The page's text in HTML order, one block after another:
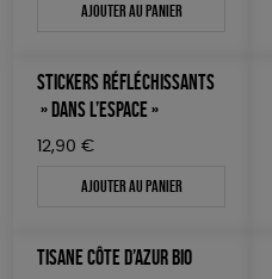
Ajouter au panier
STICKERS RÉFLÉCHISSANTS
» DANS L’ESPACE »
12,90 €
Ajouter au panier
TISANE CÔTE D’AZUR BIO